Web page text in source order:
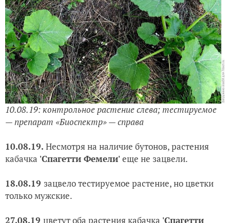
10.08.19: контрольное растение слева; тестируемое
— препарат «Биоспектр» — справа
10.08.19. Несмотря на наличие бутонов, растения
кабачка 'Спагетти Фемели'еще не зацвели.
18.08.19 зацвело тестируемое растение, но цветки
только мужские.
27.08.19 цветут оба растения кабачка 'Спагетти